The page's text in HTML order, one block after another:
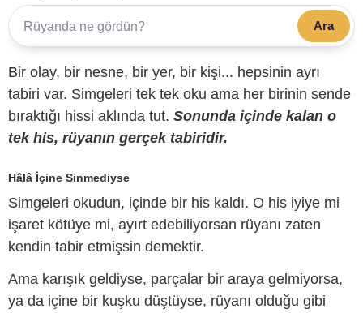
Ara
Bir olay, bir nesne, bir yer, bir kişi... hepsinin ayrı
tabiri var. Simgeleri tek tek oku ama her birinin sende
bıraktığı hissi aklında tut. Sonunda içinde kalan o
tek his, rüyanın gerçek tabiridir.
Hâlâ İçine Sinmediyse
Simgeleri okudun, içinde bir his kaldı. O his iyiye mi
işaret kötüye mi, ayırt edebiliyorsan rüyanı zaten
kendin tabir etmişsin demektir.
Ama karışık geldiyse, parçalar bir araya gelmiyorsa,
ya da içine bir kuşku düştüyse, rüyanı olduğu gibi